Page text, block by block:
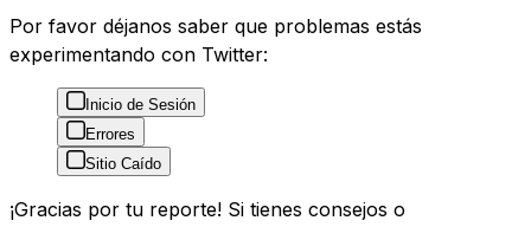
Por favor déjanos saber que problemas estás
experimentando con Twitter:
Inicio de Sesión
Errores
Sitio Caído
¡Gracias por tu reporte! Si tienes consejos o